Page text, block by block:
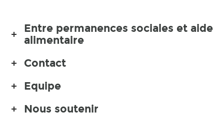
Entre permanences sociales et aide
alimentaire
Contact
Equipe
Nous soutenir